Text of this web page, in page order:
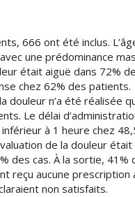
666 ont été inclus.
une prédominance
était aiguë dans 72%
chez 62% des patients.
douleur n’a été réalisée
Le délai
à 1 heure chez
de la douleur
des cas. À la sortie, 41%
reçu aucune prescription
non satisfaits.